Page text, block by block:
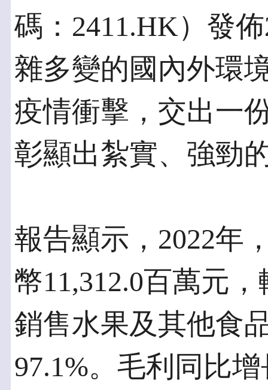
碼：2411.HK）發
雜多變的國內外環
疫情衝擊，交出一
彰顯出紮實、強勁
報告顯示，2022年
幣11,312.0百萬元
銷售水果及其他食
97.1%。毛利同比